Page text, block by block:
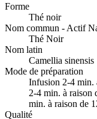
Forme
Thé noir
Nom commun - Actif
Thé Noir
Nom latin
Camellia sinensis
Mode de préparation
Infusion 2-4 min.
2-4 min. à raison
min. à raison de
Qualité